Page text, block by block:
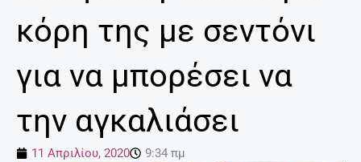
κόρη της με σεντόνι
για να μπορέσει να
την αγκαλιάσει
11 Απριλίου, 2020 9:34 πμ